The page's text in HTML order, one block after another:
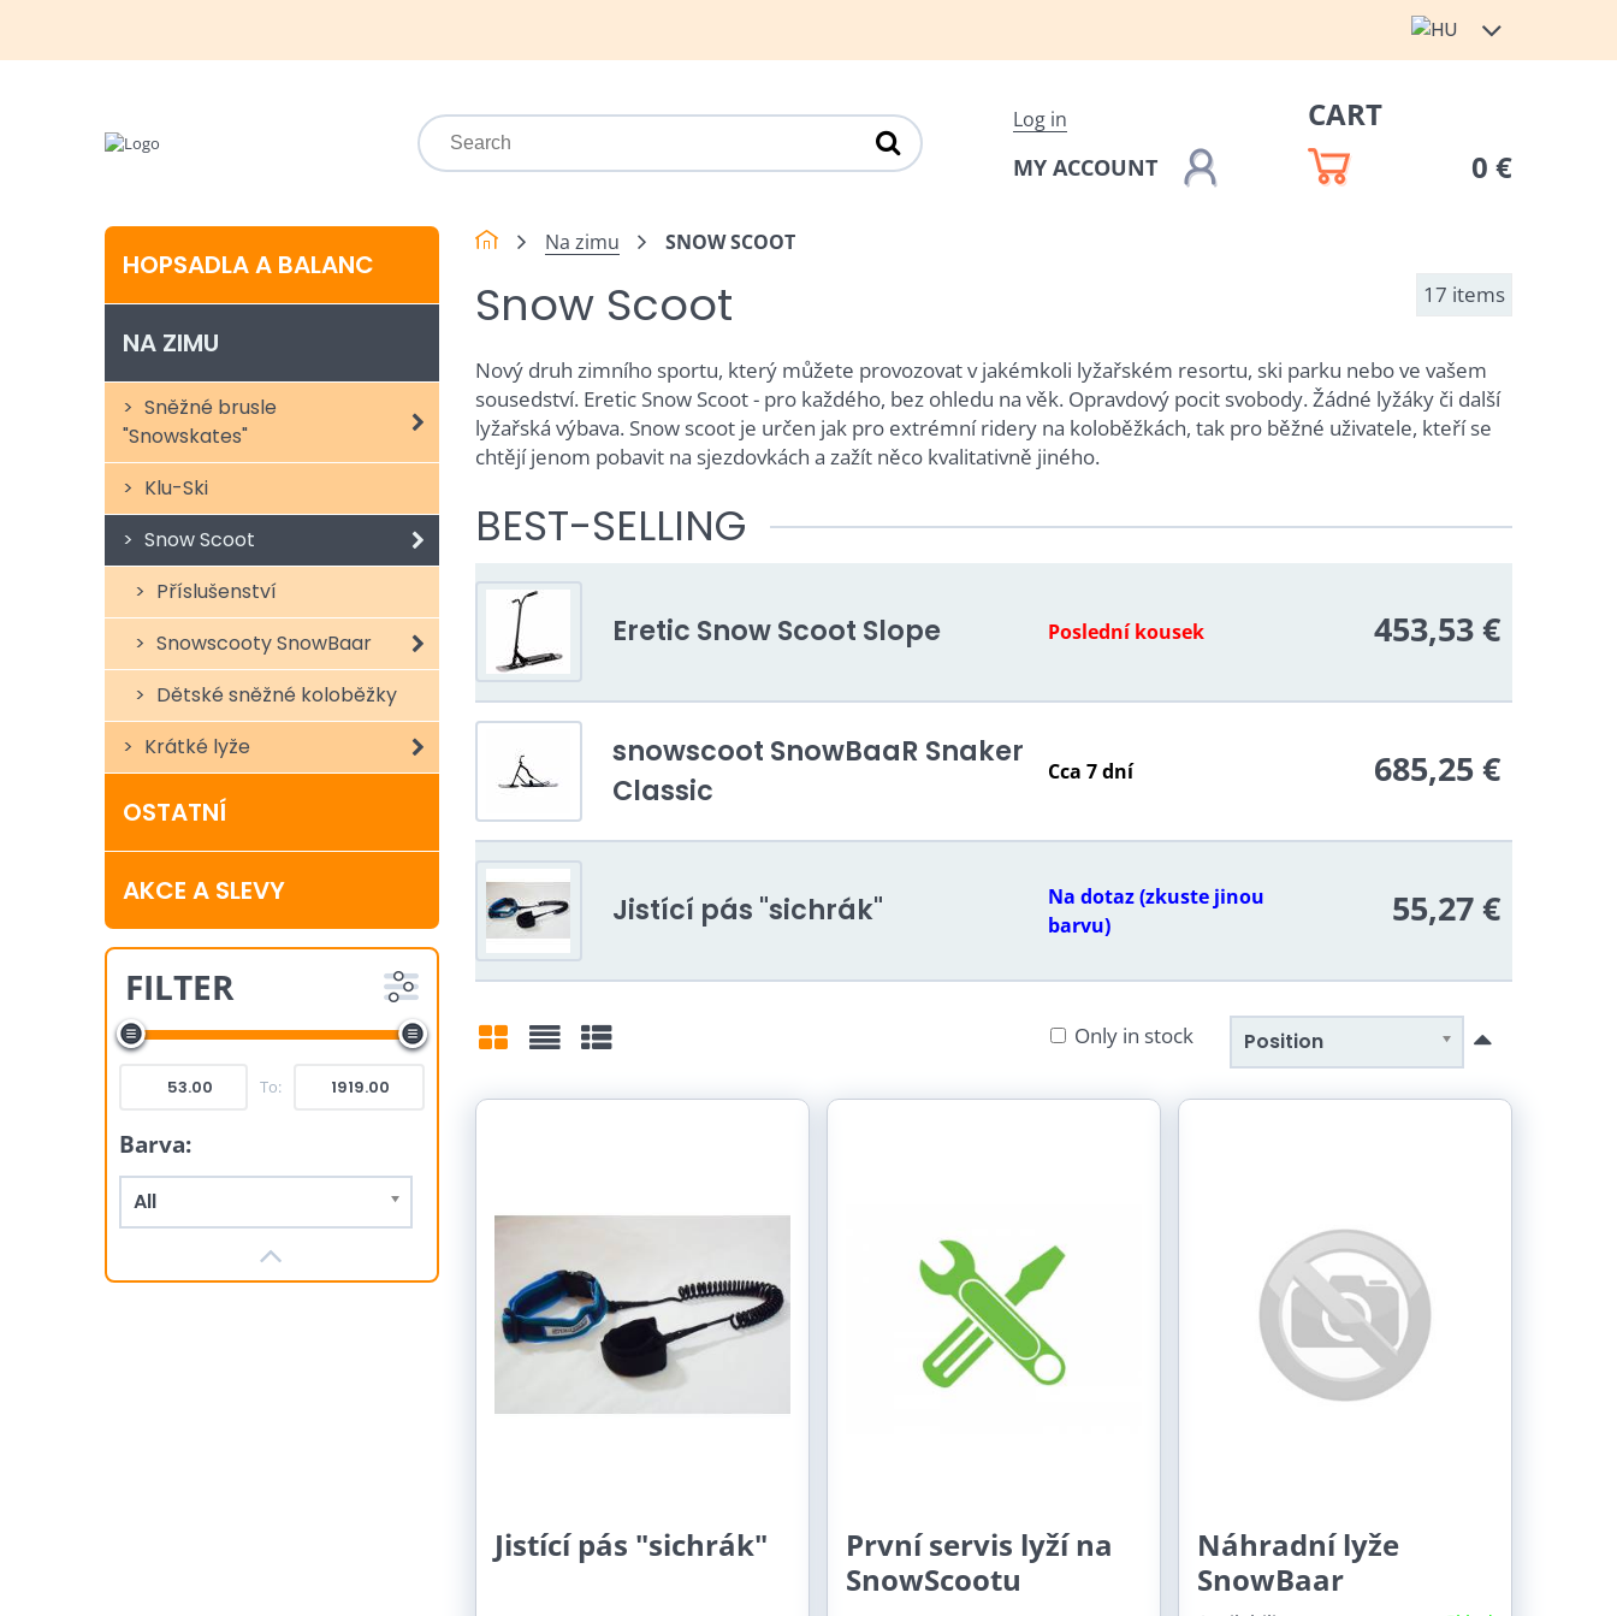
Log in
MY ACCOUNT
CART
0 €
HOPSADLA A BALANC
NA ZIMU
Sněžné brusle
"Snowskates"
Klu-Ski
Snow Scoot
Příslušenství
Snowscooty SnowBaar
Dětské sněžné koloběžky
Krátké lyže
OSTATNÍ
AKCE A SLEVY
FILTER
To:
Barva:
All
Na zimu SNOW SCOOT
Snow Scoot 17 items
Nový druh zimního sportu, který můžete provozovat v jakémkoli lyžařském resortu, ski parku nebo ve vašem
sousedství. Eretic Snow Scoot - pro každého, bez ohledu na věk. Opravdový pocit svobody. Žádné lyžáky či další
lyžařská výbava. Snow scoot je určen jak pro extrémní ridery na koloběžkách, tak pro běžné uživatele, kteří se
chtějí jenom pobavit na sjezdovkách a zažít něco kvalitativně jiného.
BEST-SELLING
Eretic Snow Scoot Slope Poslední kousek 453,53 €
snowscoot SnowBaaR Snaker
Classic
Cca 7 dní 685,25 €
Jistící pás "sichrák"
Na dotaz (zkuste jinou
barvu)
55,27 €
Position
Only in stock
Jistící pás "sichrák"
První servis lyží na
SnowScootu
Náhradní lyže
SnowBaar